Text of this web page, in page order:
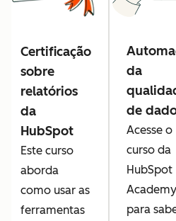
Certificação
sobre
relatórios
da
HubSpot
Este curso
aborda
como usar as
ferramentas
da
de
Acesse o
curso da
HubSpot
Academy
para